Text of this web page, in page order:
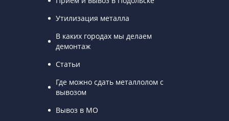
Утилизация металла
В каких городах мы делаем
демонтаж
Статьи
Где можно сдать металлолом с
вывозом
Вывоз в МО